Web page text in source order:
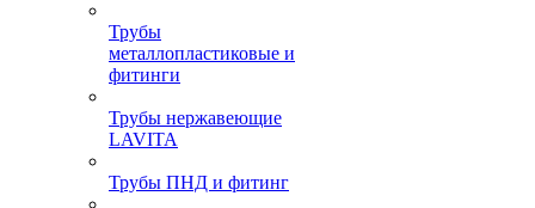
Трубы
металлопластиковые и
фитинги
Трубы нержавеющие
LAVITA
Трубы ПНД и фитинг